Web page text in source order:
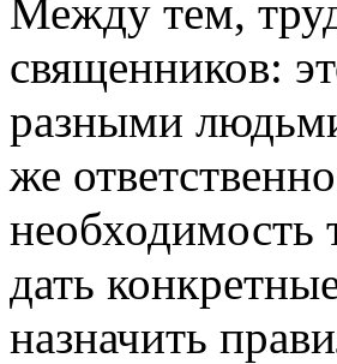
Между тем,
священников:
разными
же
необходимость
дать
назначить